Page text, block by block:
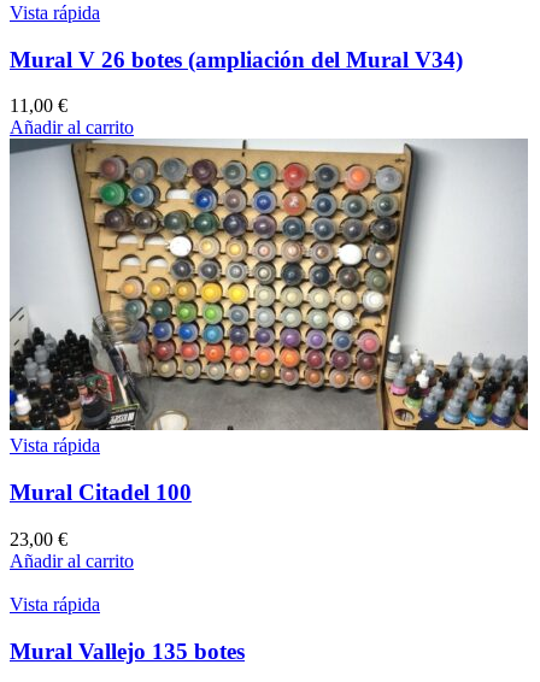
Vista rápida
Mural V 26 botes (ampliación del Mural V34)
11,00 €
Añadir al carrito
Vista rápida
Mural Citadel 100
23,00 €
Añadir al carrito
Vista rápida
Mural Vallejo 135 botes